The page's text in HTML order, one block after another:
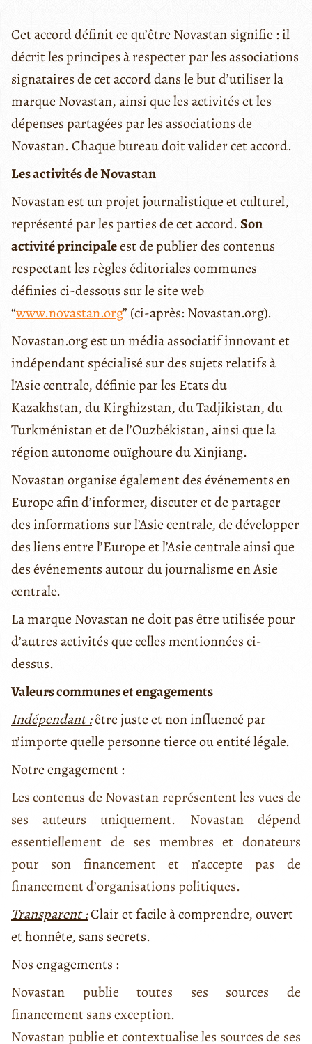
Cet accord définit ce qu’être Novastan signifie : il
décrit les principes à respecter par les associations
signataires de cet accord dans le but d’utiliser la
marque Novastan, ainsi que les activités et les
dépenses partagées par les associations de
Novastan. Chaque bureau doit valider cet accord.
Les activités de Novastan
Novastan est un projet journalistique et culturel,
représenté par les parties de cet accord.Son
activité principaleest de publier des contenus
respectant les règles éditoriales communes
définies ci-dessous sur le site web
“www.novastan.org” (ci-après: Novastan.org).
Novastan.org est un média associatif innovant et
indépendant spécialisé sur des sujets relatifs à
l’Asie centrale, définie par les Etats du
Kazakhstan, du Kirghizstan, du Tadjikistan, du
Turkménistan et de l’Ouzbékistan, ainsi que la
région autonome ouïghoure du Xinjiang.
Novastan organise également des événements en
Europe afin d’informer, discuter et de partager
des informations sur l’Asie centrale, de développer
des liens entre l’Europe et l’Asie centrale ainsi que
des événements autour du journalisme en Asie
centrale.
La marque Novastan ne doit pas être utilisée pour
d’autres activités que celles mentionnées ci-
dessus.
Valeurs communes et engagements
Indépendant:être juste et non influencé par
n’importe quelle personne tierce ou entité légale.
Notre engagement :
Les contenus de Novastan représentent les vues de
ses auteurs uniquement. Novastan dépend
essentiellement de ses membres et donateurs
pour son financement et n’accepte pas de
financement d’organisations politiques.
Transparent:Clair et facile à comprendre, ouvert
et honnête, sans secrets.
Nos engagements :
Novastan publie toutes ses sources de
financement sans exception.
Novastan publie et contextualise les sources de ses